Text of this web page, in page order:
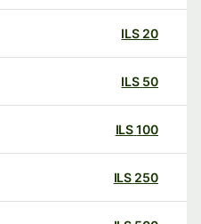
20
ILS
50
ILS
100
ILS
250
ILS